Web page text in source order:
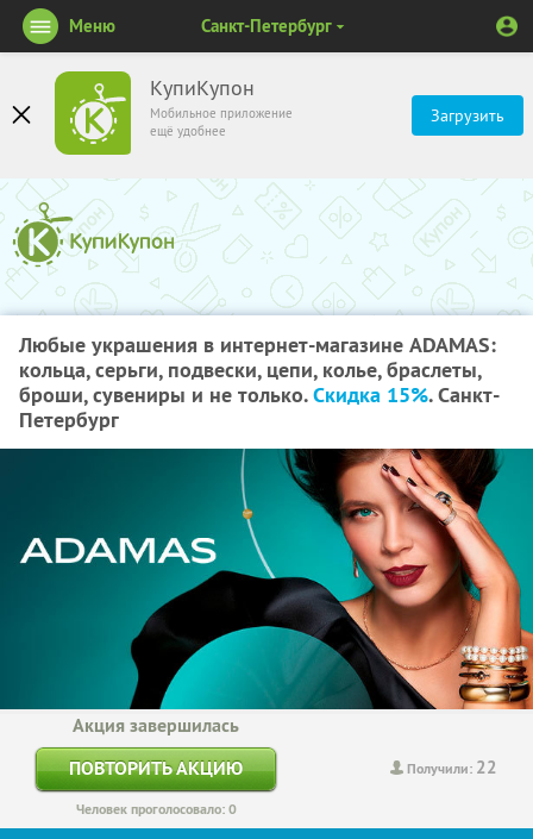
КупиКупон
Мобильное приложение
ещё удобнее
Загрузить
Меню Санкт-Петербург
Любые украшения в интернет-магазине ADAMAS:
кольца, серьги, подвески, цепи, колье, браслеты,
броши, сувениры и не только.Скидка 15%. Санкт-
Петербург
Получили: 22
Акция завершилась
ПОВТОРИТЬ АКЦИЮ
Человек проголосовало: 0